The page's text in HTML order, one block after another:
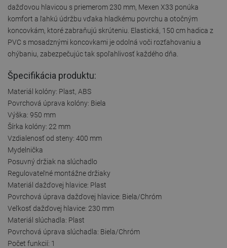
dažďovou hlavicou s priemerom 230 mm, Mexen X33 ponúka
komfort a ľahkú údržbu vďaka hladkému povrchu a otočným
koncovkám, ktoré zabraňujú skrúteniu. Elastická, 150 cm hadica z
PVC s mosadznými koncovkami je odolná voči rozťahovaniu a
ohýbaniu, zabezpečujúc tak spoľahlivosť každého dňa.
Špecifikácia produktu:
Materiál kolóny: Plast, ABS
Povrchová úprava kolóny: Biela
Výška: 950 mm
Šírka kolóny: 22 mm
Vzdialenosť od steny: 400 mm
Mydelnička
Posuvný držiak na slúchadlo
Regulovateľné montážne držiaky
Materiál dažďovej hlavice: Plast
Povrchová úprava dažďovej hlavice: Biela/Chróm
Veľkosť dažďovej hlavice: 230 mm
Materiál slúchadla: Plast
Povrchová úprava slúchadla: Biela/Chróm
Počet funkcií: 1